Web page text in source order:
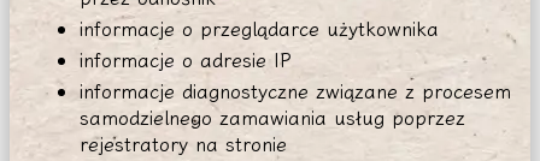
informacje o przeglądarce użytkownika
informacje o adresie IP
informacje diagnostyczne związane z procesem
samodzielnego zamawiania usług poprzez
rejestratory na stronie